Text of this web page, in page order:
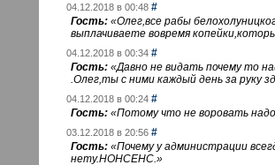
04.12.2018 в 00:48 #
Гость: «Олег,все рабы
выплачиваете вовремя
04.12.2018 в 00:34 #
Гость: «Давно не видать почему то
.Олег,ты с ними каждый день за руку
04.12.2018 в 00:24 #
Гость: «Потому что не воровать
03.12.2018 в 20:56 #
Гость: «Почему у администрации
нету.НОНСЕНС.»